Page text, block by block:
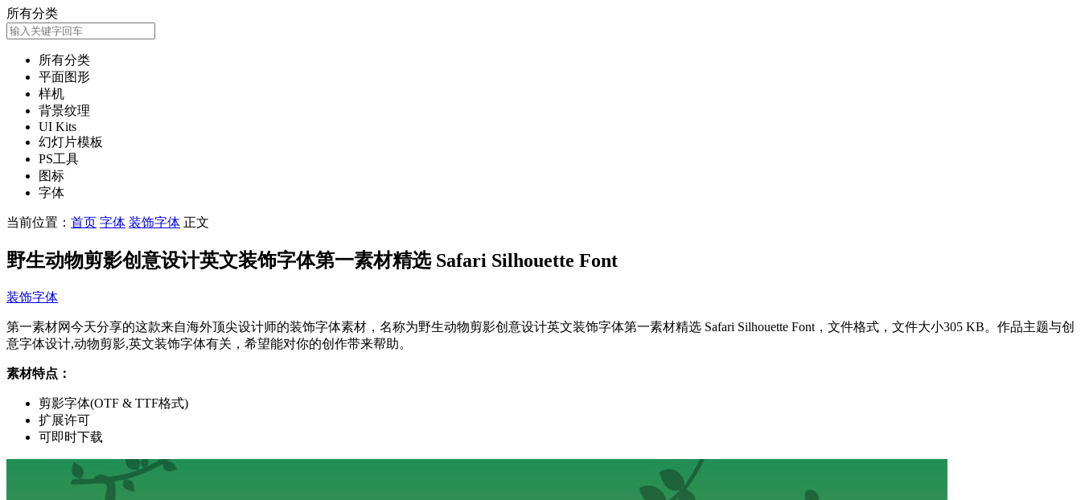
所有分类
所有分类
平面图形
样机
背景纹理
UI Kits
幻灯片模板
PS工具
图标
字体
当前位置： 首页 字体 装饰字体 正文
野生动物剪影创意设计英文装饰字体第一素材精选 Safari Silhouette Font
装饰字体
第一素材网今天分享的这款来自海外顶尖设计师的装饰字体素材，名称为野生动物剪影创意设计英文装饰字体第一素材精选 Safari Silhouette Font，文件格式，文件大小305 KB。作品主题与创
意字体设计,动物剪影,英文装饰字体有关，希望能对你的创作带来帮助。
素材特点：
剪影字体(OTF & TTF格式)
扩展许可
可即时下载